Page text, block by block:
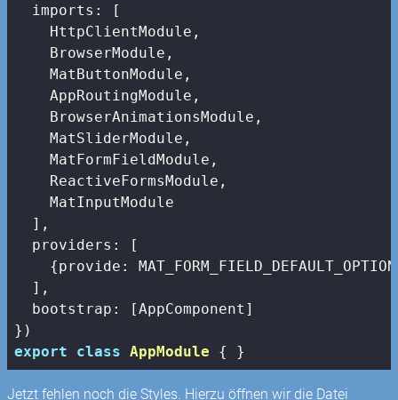
imports : [
    HttpClientModule,
    BrowserModule,
    MatButtonModule,
    AppRoutingModule,
    BrowserAnimationsModule,
    MatSliderModule,
    MatFormFieldModule,
    ReactiveFormsModule,
    MatInputModule
  ],
providers : [
    {
provide :
  ],
bootstrap : [AppComponent]
export
class AppModule { }
Jetzt fehlen noch die Styles. Hierzu öffnen wir die Datei